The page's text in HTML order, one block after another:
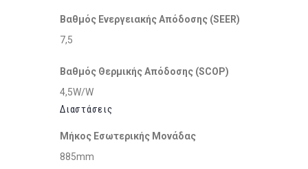
Βαθμός Ενεργειακής Απόδοσης (SEER)
7,5
Βαθμός Θερμικής Απόδοσης (SCOP)
4,5W/W
Διαστάσεις
Μήκος Εσωτερικής Μονάδας
885mm